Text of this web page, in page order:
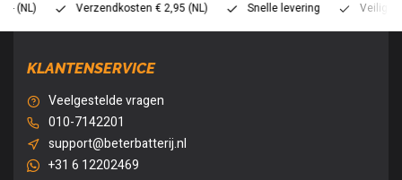
Verzendkosten € 2,95 (NL) Snelle levering Veilig
KLANTENSERVICE
Veelgestelde vragen
010-7142201
support@beterbatterij.nl
+31 6 12202469